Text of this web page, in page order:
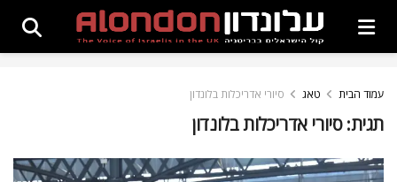
עמוד הבית טאג סיורי אדריכלות בלונדון
תגית:סיורי אדריכלות בלונדון